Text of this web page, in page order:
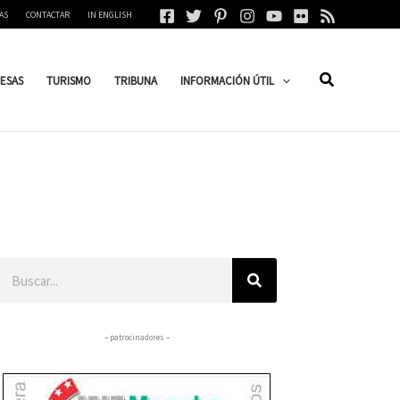
CONTACTAR IN ENGLISH
TURISMO TRIBUNA INFORMACIÓN ÚTIL
– patrocinadores –